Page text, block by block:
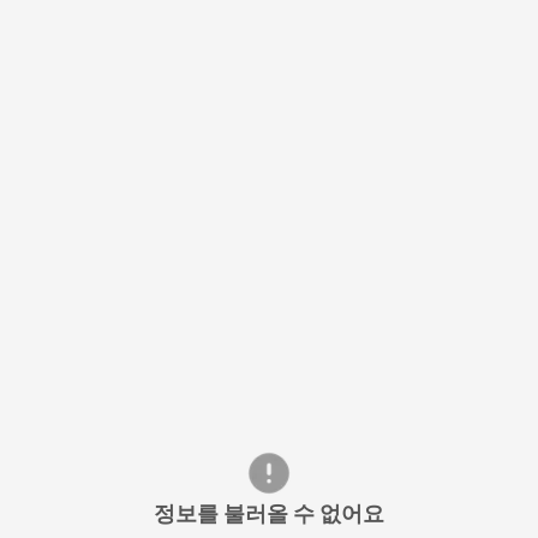
정보를 불러올 수 없어요